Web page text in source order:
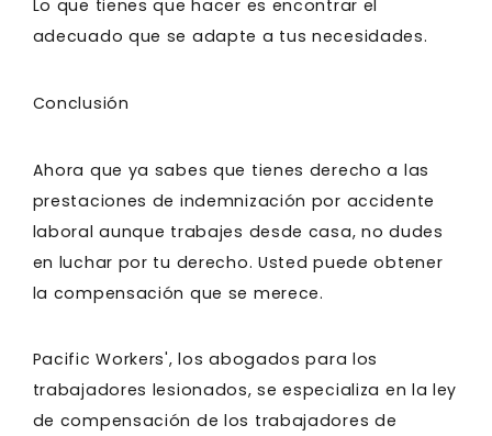
Lo que tienes que hacer es encontrar el
adecuado que se adapte a tus necesidades.
Conclusión
Ahora que ya sabes que tienes derecho a las
prestaciones de indemnización por accidente
laboral aunque trabajes desde casa, no dudes
en luchar por tu derecho. Usted puede obtener
la compensación que se merece.
Pacific Workers', los abogados para los
trabajadores lesionados, se especializa en la ley
de compensación de los trabajadores de